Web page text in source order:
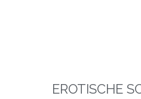
EROTISCHE